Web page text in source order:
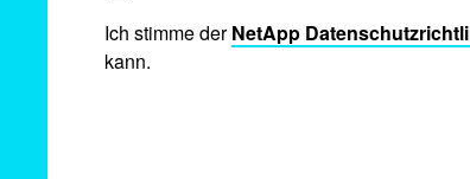
Ich stimme derNetApp
kann.